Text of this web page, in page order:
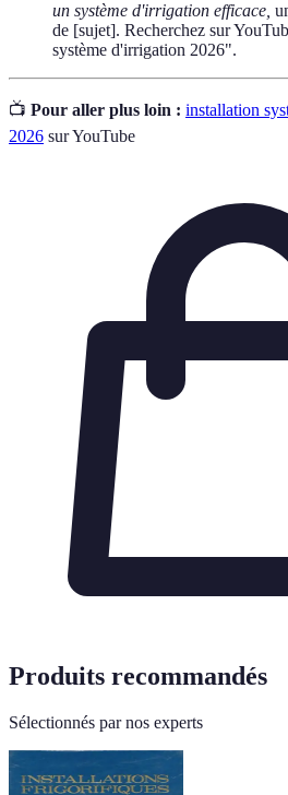
un système d'irrigation efficace,
de [sujet]. Recherchez sur
système d'irrigation 2026".
📺 Pour aller plus loin : installation
2026 sur YouTube
Produits recommandés
Sélectionnés par nos experts